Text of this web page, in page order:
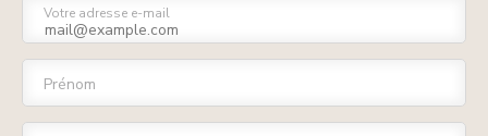
Votre adresse e-mail
Prénom